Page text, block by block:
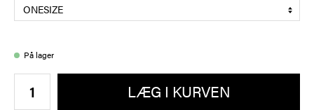
På lager
LÆG I KURVEN